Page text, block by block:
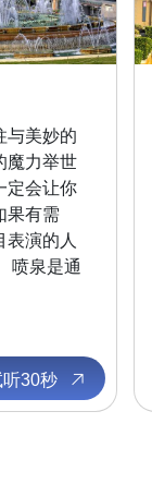
与美妙的
魔力举世
定会让你
果有需
表演的人
喷泉是通
听30秒